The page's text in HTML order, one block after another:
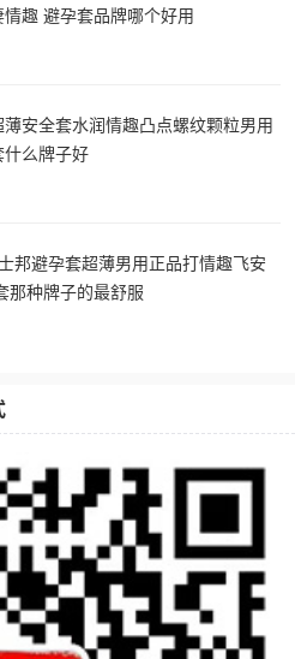
趣 避孕套品牌哪个好用
安全套水润情趣凸点螺纹颗粒男用
么牌子好
邦避孕套超薄男用正品打情趣飞安
那种牌子的最舒服